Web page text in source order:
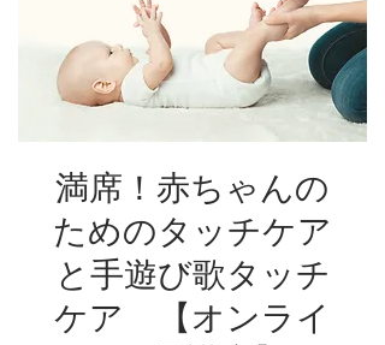
満席！赤ちゃんの
ためのタッチケア
と手遊び歌タッチ
ケア 【オンライ